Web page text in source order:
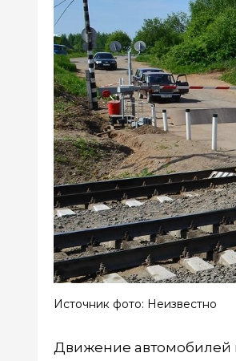
Источник фото: Неизвестно
Движение автомобилей